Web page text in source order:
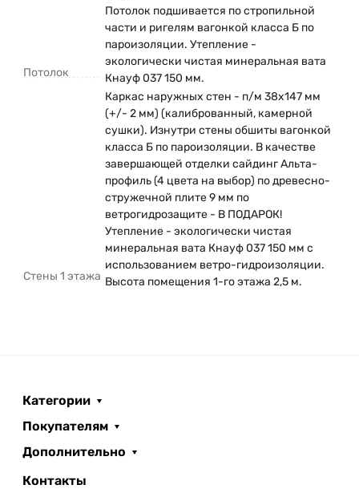
Потолок
Потолок подшивается по стропильной
части и ригелям вагонкой класса Б по
пароизоляции. Утепление -
экологически чистая минеральная вата
Кнауф 037 150 мм.
Стены 1 этажа
Каркас наружных стен - п/м 38х147 мм
(+/- 2 мм) (калиброванный, камерной
сушки). Изнутри стены обшиты вагонкой
класса Б по пароизоляции. В качестве
завершающей отделки сайдинг Альта-
профиль (4 цвета на выбор) по древесно-
стружечной плите 9 мм по
ветрогидрозащите - В ПОДАРОК!
Утепление - экологически чистая
минеральная вата Кнауф 037 150 мм с
использованием ветро-гидроизоляции.
Высота помещения 1-го этажа 2,5 м.
Категории
Покупателям
Дополнительно
Контакты